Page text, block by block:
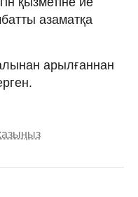
азаматқа
арылғаннан